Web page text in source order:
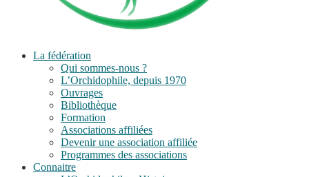
La fédération
Qui sommes-nous ?
L’Orchidophile, depuis 1970
Ouvrages
Bibliothèque
Formation
Associations affiliées
Devenir une association affiliée
Programmes des associations
Connaitre